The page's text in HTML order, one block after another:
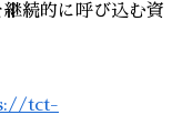
続的に呼び込む資
tct-